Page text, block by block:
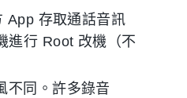
App 存取通話音訊
進行 Root 改機（不
不同。許多錄音